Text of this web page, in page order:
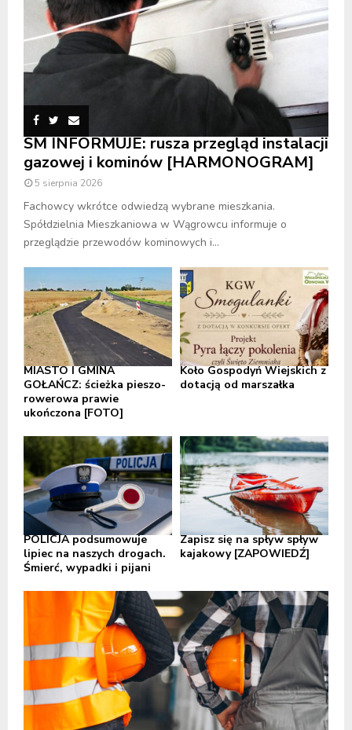
SM INFORMUJE: rusza przegląd instalacji
gazowej i kominów [HARMONOGRAM]
5 sierpnia 2026
Fachowcy wkrótce odwiedzą wybrane mieszkania.
Spółdzielnia Mieszkaniowa w Wągrowcu informuje o
przeglądzie przewodów kominowych i...
MIASTO I GMINA
GOŁAŃCZ: ścieżka pieszo-
rowerowa prawie
ukończona [FOTO]
Koło Gospodyń Wiejskich z
dotacją od marszałka
POLICJA podsumowuje
lipiec na naszych drogach.
Śmierć, wypadki i pijani
Zapisz się na spływ spływ
kajakowy [ZAPOWIEDŹ]